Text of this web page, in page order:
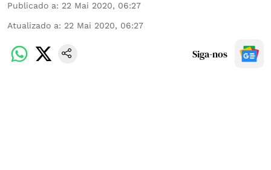
Publicado a: 22 Mai 2020, 06:27
Atualizado a: 22 Mai 2020, 06:27
Siga-nos